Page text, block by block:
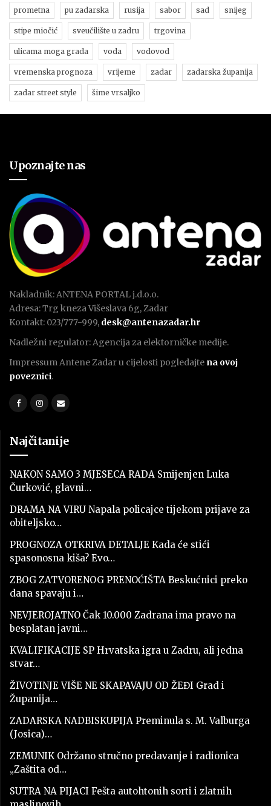
prometna pu zadarska rusija sabor sad snijeg
stipe miočić sveučilište u zadru trgovina
ulicama moga grada voda vodovod
vremenska prognoza vrijeme zadar zadarska županija
zadar street style šime vrsaljko
Upoznajte nas
Nakladnik: ANTENA PORTAL j.d.o.o.
Adresa: Trg kneza Višeslava 6g, Zadar
Kontakt: 023/777-999, desk@antenazadar.hr
Nadležni regulator: Agencija za elektorničke medije.
Impressum Antene Zadar u cijelosti pogledajte na ovoj
poveznici.
Najčitanije
NAKON SAMO 3 MJESECA RADA Smijenjen Luka
Čurković, glavni…
DRAMA NA VIRU Napala policajce tijekom prijave za
obiteljsko…
PROGNOZA OTKRIVA DETALJE Kada će stići
spasonosna kiša? Evo…
ZBOG ZATVORENOG PRENOĆIŠTA Beskućnici preko
dana spavaju i…
NEVJEROJATNO Čak 10.000 Zadrana ima pravo na
besplatan javni…
KVALIFIKACIJE SP Hrvatska igra u Zadru, ali jedna
stvar…
ŽIVOTINJE VIŠE NE SKAPAVAJU OD ŽEĐI Grad i
Županija…
ZADARSKA NADBISKUPIJA Preminula s. M. Valburga
(Josica)…
ZEMUNIK Održano stručno predavanje i radionica
„Zaštita od…
SUTRA NA PIJACI Fešta autohtonih sorti i zlatnih